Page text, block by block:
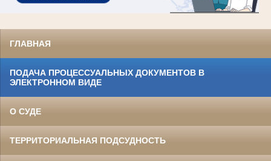
ГЛАВНАЯ
ПОДАЧА ПРОЦЕССУАЛЬНЫХ ДОКУМЕНТОВ В
ЭЛЕКТРОННОМ ВИДЕ
О СУДЕ
ТЕРРИТОРИАЛЬНАЯ ПОДСУДНОСТЬ